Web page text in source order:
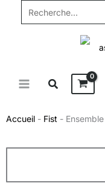
Recherche...
Accueil - Fist -